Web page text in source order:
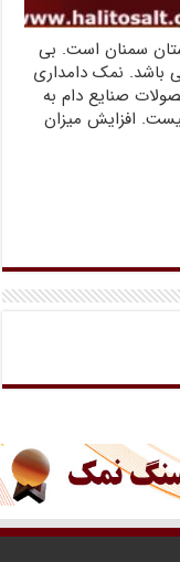
سمنان است. بی
باشد. نمک دامداری
صنایع دام به
افزایش میزان